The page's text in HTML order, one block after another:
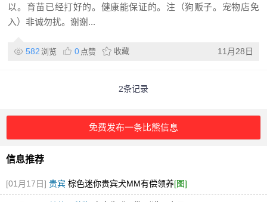
以。育苗已经打好的。健康能保证的。注（狗贩子。宠物店免
入）非诚勿扰。谢谢...
582 浏览 0 点赞 收藏 11月28日
2条记录
免费发布一条比熊信息
信息推荐
[01月17日] 贵宾 棕色迷你贵宾犬MM有偿领养[图]